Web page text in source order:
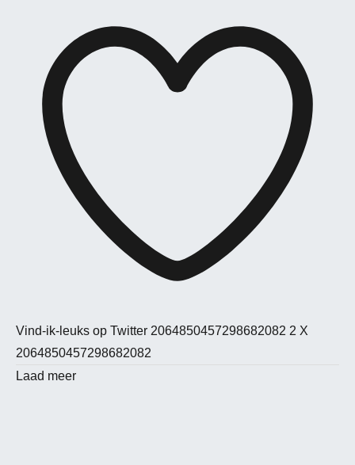
Vind-ik-leuks op Twitter 2064850457298682082 2 X
2064850457298682082
Laad meer